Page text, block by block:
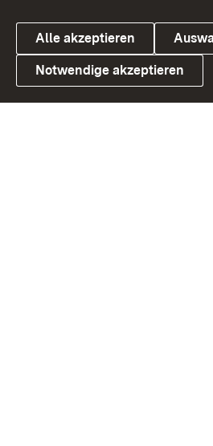
Link zum Landesportal
Alle akzeptieren
Notwendige akzeptieren